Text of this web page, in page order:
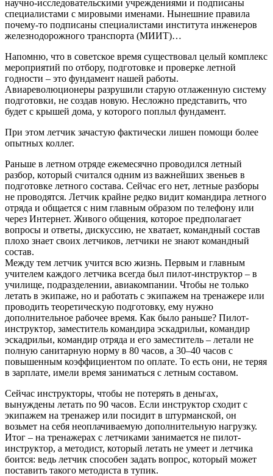
научно-исследовательскими учреждениями и подписаны
специалистами с мировыми именами. Нынешние правила
почему-то подписаны специалистами института инженеров
железнодорожного транспорта (МИИТ)…
Напомню, что в советское время существовал целый комплекс
мероприятий по отбору, подготовке и проверке летной
годности – это фундамент нашей работы.
Авиареволюционеры разрушили старую отлаженную систему
подготовки, не создав новую. Несложно представить, что
будет с крышей дома, у которого поплыл фундамент.
При этом летчик зачастую фактически лишен помощи более
опытных коллег.
Раньше в летном отряде ежемесячно проводился летный
разбор, который считался одним из важнейших звеньев в
подготовке летного состава. Сейчас его нет, летные разборы
не проводятся. Летчик крайне редко видит командира летного
отряда и общается с ним главным образом по телефону или
через Интернет. Живого общения, которое предполагает
вопросы и ответы, дискуссию, не хватает, командный состав
плохо знает своих летчиков, летчики не знают командный
состав.
Между тем летчик учится всю жизнь. Первым и главным
учителем каждого летчика всегда был пилот-инструктор – в
училище, подразделении, авиакомпании. Чтобы не только
летать в экипаже, но и работать с экипажем на тренажере или
проводить теоретическую подготовку, ему нужно
дополнительное рабочее время. Как было раньше? Пилот-
инструктор, заместитель командира эскадрильи, командир
эскадрильи, командир отряда и его заместитель – летали не
полную санитарную норму в 80 часов, а 30–40 часов с
повышенным коэффициентом по оплате. То есть они, не теряя
в зарплате, имели время заниматься с летным составом.
Сейчас инструкторы, чтобы не потерять в деньгах,
вынуждены летать по 90 часов. Если инструктор сходит с
экипажем на тренажер или посидит в штурманской, он
возьмет на себя неоплачиваемую дополнительную нагрузку.
Итог – на тренажерах с летчиками занимается не пилот-
инструктор, а методист, который летать не умеет и летчика
боится: ведь летчик способен задать вопрос, который может
поставить такого методиста в тупик.